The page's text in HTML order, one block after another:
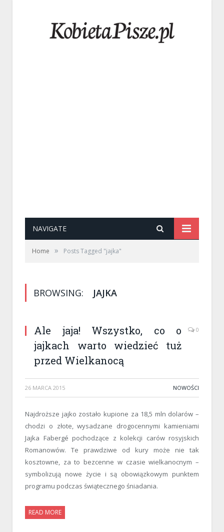
NAVIGATE
Home » Posts Tagged "jajka"
BROWSING: JAJKA
Ale jaja! Wszystko, co o
jajkach warto wiedzieć tuż
przed Wielkanocą
0
26 MARCA 2015 NOWOŚCI
Najdroższe jajko zostało kupione za 18,5 mln dolarów –
chodzi o złote, wysadzane drogocennymi kamieniami
Jajka Fabergé pochodzące z kolekcji carów rosyjskich
Romanowów. Te prawdziwe od kury może nie tak
kosztowne, za to bezcenne w czasie wielkanocnym –
symbolizują nowe życie i są obowiązkowym punktem
programu podczas świątecznego śniadania.
READ MORE